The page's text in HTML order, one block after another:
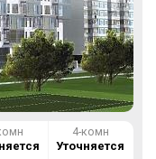
4-комн
Уточняется